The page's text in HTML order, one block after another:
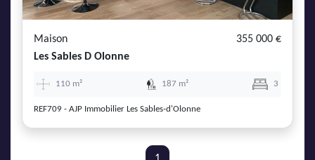
Maison
355 000 €
Les Sables D Olonne
110 m² 187 m² 3
REF709 - AJP Immobilier Les Sables-d'Olonne